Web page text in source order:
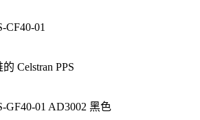
CF40-01
Celstran PPS
GF40-01 AD3002 黑色